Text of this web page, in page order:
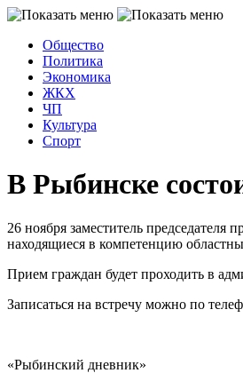
Общество
Политика
Экономика
ЖКХ
ЧП
Культура
Спорт
В Рыбинске
26 ноября заместитель
находящиеся в компетенцию
Прием граждан будет проходить в
Записаться на встречу можно по
«Рыбинский дневник»